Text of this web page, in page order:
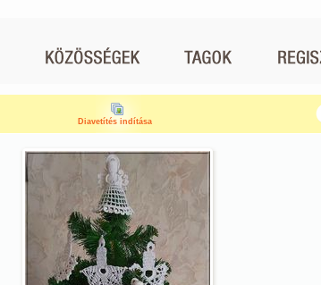
Diavetítés indítása